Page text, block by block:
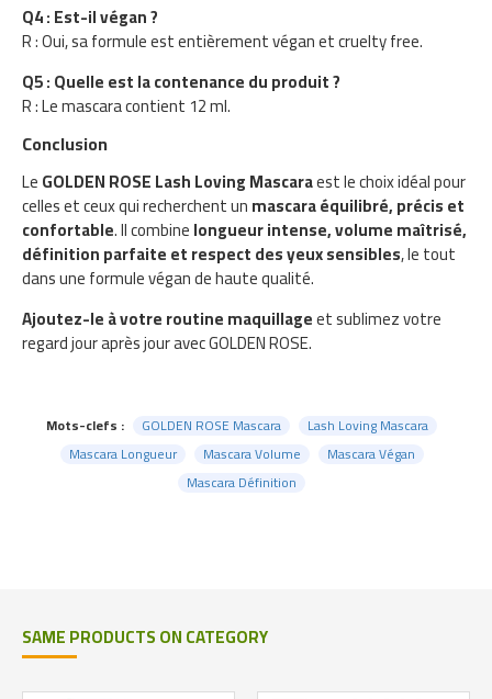
Q4 : Est-il végan ?
R : Oui, sa formule est entièrement végan et cruelty free.
Q5 : Quelle est la contenance du produit ?
R : Le mascara contient 12 ml.
Conclusion
LeGOLDEN ROSE Lash Loving Mascaraest le choix idéal pour
celles et ceux qui recherchent unmascara équilibré, précis et
confortable. Il combinelongueur intense, volume maîtrisé,
définition parfaite et respect des yeux sensibles, le tout
dans une formule végan de haute qualité.
Ajoutez-le à votre routine maquillageet sublimez votre
regard jour après jour avec GOLDEN ROSE.
Mots-clefs : GOLDEN ROSE Mascara
Lash Loving Mascara
Mascara Longueur
Mascara Volume
Mascara Végan
Mascara Définition
SAME PRODUCTS ON CATEGORY